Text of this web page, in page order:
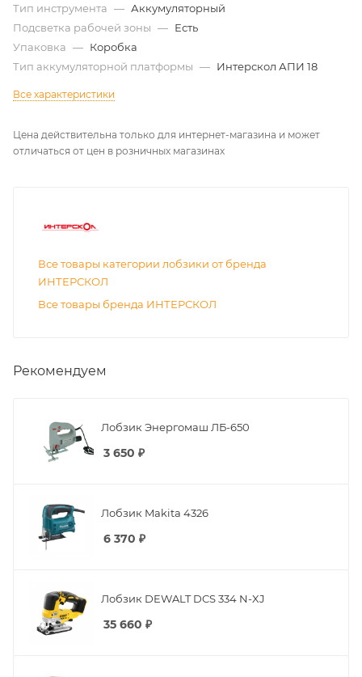
Тип инструмента — Аккумуляторный
Подсветка рабочей зоны — Есть
Упаковка — Коробка
Тип аккумуляторной платформы — Интерскол АПИ 18
Все характеристики
Цена действительна только для интернет-магазина и может
отличаться от цен в розничных магазинах
Все товары категории лобзики от бренда
ИНТЕРСКОЛ
Все товары бренда ИНТЕРСКОЛ
Рекомендуем
Лобзик Энергомаш ЛБ-650
3 650 ₽
Лобзик Makita 4326
6 370 ₽
Лобзик DEWALT DCS 334 N-XJ
35 660 ₽